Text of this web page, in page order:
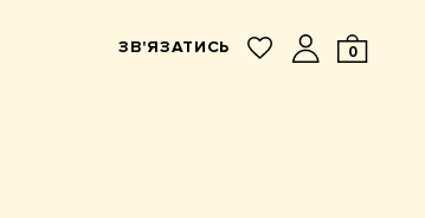
ЗВ'ЯЗАТИСЬ 0